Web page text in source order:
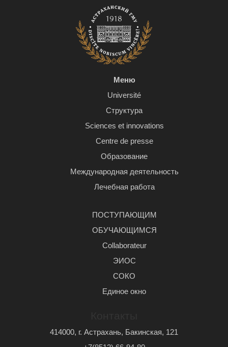
Меню
Université
Структура
Sciences et innovations
Centre de presse
Образование
Международная деятельность
Лечебная работа
ПОСТУПАЮЩИМ
ОБУЧАЮЩИМСЯ
Сollaborateur
ЭИОС
СОКО
Единое окно
414000, г. Астрахань, Бакинская, 121